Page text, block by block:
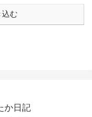
込む
か日記